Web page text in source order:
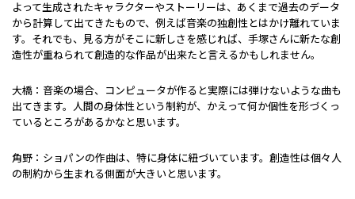
よって生成されたキャラクターやストーリーは、あくまで過去のデータ
から計算して出てきたもので、例えば音楽の独創性とはかけ離れていま
す。それでも、見る方がそこに新しさを感じれば、手塚さんに新たな創
造性が重ねられて創造的な作品が出来たと言えるかもしれません。
大橋：音楽の場合、コンピュータが作ると実際には弾けないような曲も
出てきます。人間の身体性という制約が、かえって何か個性を形づくっ
ているところがあるかなと思います。
角野：ショパンの作曲は、特に身体に紐づいています。創造性は個々人
の制約から生まれる側面が大きいと思います。